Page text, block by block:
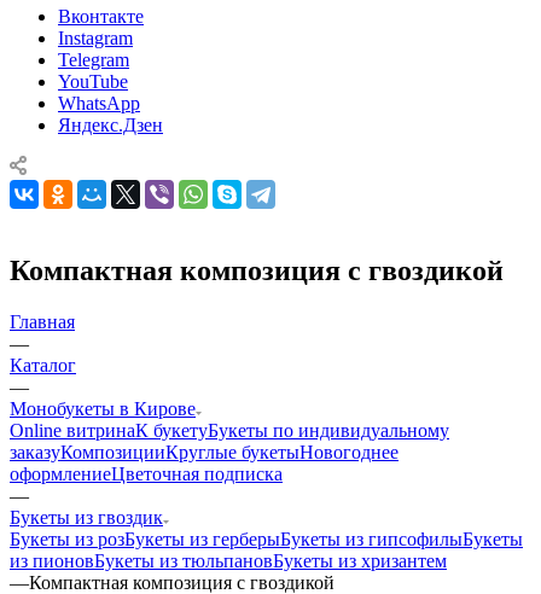
Вконтакте
Instagram
Telegram
YouTube
WhatsApp
Яндекс.Дзен
Компактная композиция с гвоздикой
Главная
—
Каталог
—
Монобукеты в Кирове
Online витринаК букетуБукеты по индивидуальному
заказуКомпозицииКруглые букетыНовогоднее
оформлениеЦветочная подписка
—
Букеты из гвоздик
Букеты из розБукеты из герберыБукеты из гипсофилыБукеты
из пионовБукеты из тюльпановБукеты из хризантем
—Компактная композиция с гвоздикой